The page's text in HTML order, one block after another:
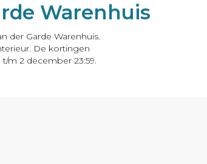
Warenhuis
der Garde Warenhuis.
De kortingen
m 2 december 23:59.